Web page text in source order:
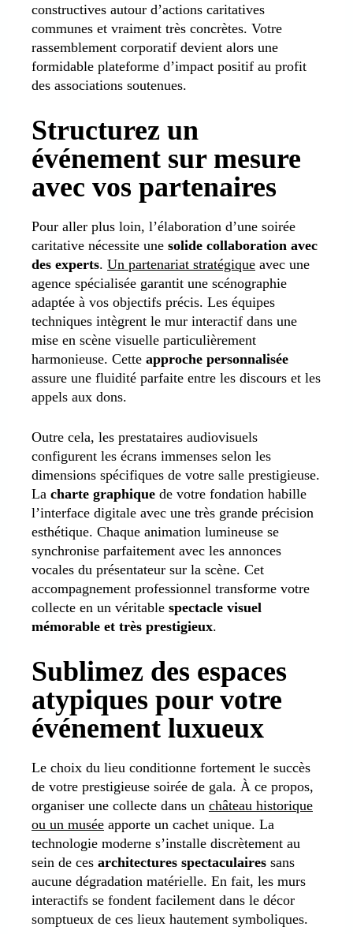
constructives autour d’actions caritatives
communes et vraiment très concrètes. Votre
rassemblement corporatif devient alors une
formidable plateforme d’impact positif au profit
des associations soutenues.
Structurez un
événement sur mesure
avec vos partenaires
Pour aller plus loin, l’élaboration d’une soirée
caritative nécessite une solide collaboration avec
des experts. Un partenariat stratégique avec une
agence spécialisée garantit une scénographie
adaptée à vos objectifs précis. Les équipes
techniques intègrent le mur interactif dans une
mise en scène visuelle particulièrement
harmonieuse. Cette approche personnalisée
assure une fluidité parfaite entre les discours et les
appels aux dons.
Outre cela, les prestataires audiovisuels
configurent les écrans immenses selon les
dimensions spécifiques de votre salle prestigieuse.
La charte graphique de votre fondation habille
l’interface digitale avec une très grande précision
esthétique. Chaque animation lumineuse se
synchronise parfaitement avec les annonces
vocales du présentateur sur la scène. Cet
accompagnement professionnel transforme votre
collecte en un véritable spectacle visuel
mémorable et très prestigieux.
Sublimez des espaces
atypiques pour votre
événement luxueux
Le choix du lieu conditionne fortement le succès
de votre prestigieuse soirée de gala. À ce propos,
organiser une collecte dans un château historique
ou un musée apporte un cachet unique. La
technologie moderne s’installe discrètement au
sein de ces architectures spectaculaires sans
aucune dégradation matérielle. En fait, les murs
interactifs se fondent facilement dans le décor
somptueux de ces lieux hautement symboliques.